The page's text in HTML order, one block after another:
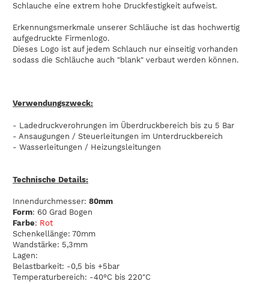
Schlauche eine extrem hohe Druckfestigkeit aufweist.
Erkennungsmerkmale unserer Schläuche ist das hochwertig
aufgedruckte Firmenlogo.
Dieses Logo ist auf jedem Schlauch nur einseitig vorhanden
sodass die Schläuche auch "blank" verbaut werden können.
Verwendungszweck:
- Ladedruckverohrungen im Überdruckbereich bis zu 5 Bar
- Ansaugungen / Steuerleitungen im Unterdruckbereich
- Wasserleitungen / Heizungsleitungen
Technische Details:
Innendurchmesser: 80mm
Form: 60 Grad Bogen
Farbe: Rot
Schenkellänge: 70mm
Wandstärke: 5,3mm
Lagen:
Belastbarkeit: -0,5 bis +5bar
Temperaturbereich: -40°C bis 220"C